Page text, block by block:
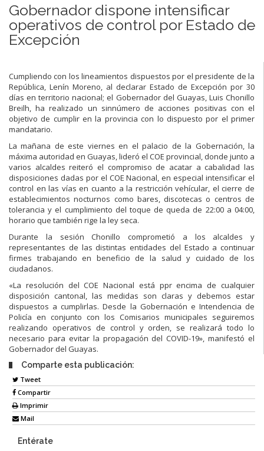
Gobernador dispone intensificar
operativos de control por Estado de
Excepción
Cumpliendo con los lineamientos dispuestos por el presidente de la
República, Lenín Moreno, al declarar Estado de Excepción por 30
días en territorio nacional; el Gobernador del Guayas, Luis Chonillo
Breilh, ha realizado un sinnúmero de acciones positivas con el
objetivo de cumplir en la provincia con lo dispuesto por el primer
mandatario.
La mañana de este viernes en el palacio de la Gobernación, la
máxima autoridad en Guayas, lideró el COE provincial, donde junto a
varios alcaldes reiteró el compromiso de acatar a cabalidad las
disposiciones dadas por el COE Nacional, en especial intensificar el
control en las vías en cuanto a la restricción vehícular, el cierre de
establecimientos nocturnos como bares, discotecas o centros de
tolerancia y el cumplimiento del toque de queda de 22:00 a 04:00,
horario que también rige la ley seca.
Durante la sesión Chonillo comprometió a los alcaldes y
representantes de las distintas entidades del Estado a continuar
firmes trabajando en beneficio de la salud y cuidado de los
ciudadanos.
«La resolución del COE Nacional está ppr encima de cualquier
disposición cantonal, las medidas son claras y debemos estar
dispuestos a cumplirlas. Desde la Gobernación e Intendencia de
Policía en conjunto con los Comisarios municipales seguiremos
realizando operativos de control y orden, se realizará todo lo
necesario para evitar la propagación del COVID-19», manifestó el
Gobernador del Guayas.
Comparte esta publicación:
Tweet
Compartir
Imprimir
Mail
Entérate